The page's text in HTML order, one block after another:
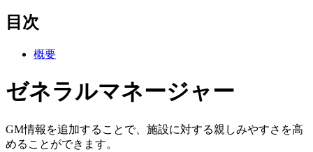
目次
概要
ゼネラルマネージャー
GM情報を追加することで、施設に対する親しみやすさを高
めることができます。